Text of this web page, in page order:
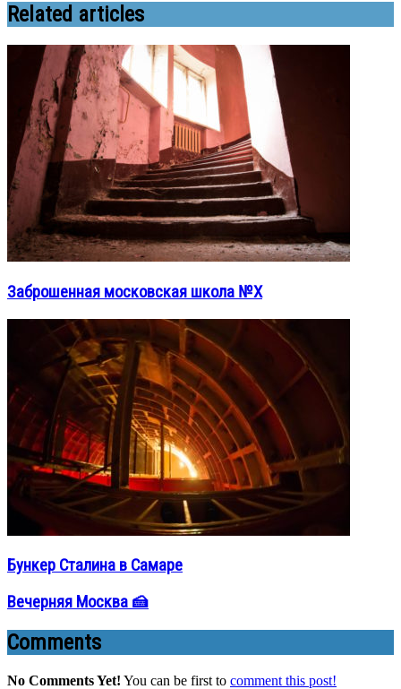
Related articles
Заброшенная московская школа №X
Бункер Сталина в Самаре
Вечерняя Москва 🍰
Comments
No Comments Yet! You can be first to comment this post!